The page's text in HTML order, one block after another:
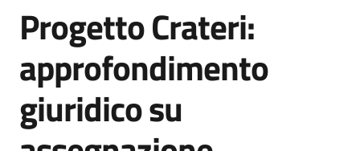
Divulgazione
Menu selezionato
Norme
e
atti
Progetto Crateri:
approfondimento
giuridico su